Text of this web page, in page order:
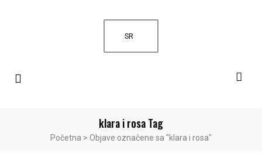
SR
klara i rosa Tag
Početna > Objave označene sa "klara i rosa"